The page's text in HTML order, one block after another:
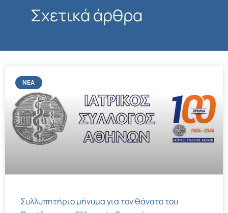
Σχετικά άρθρα
ΝΈΑ
Συλλυπητήριο μήνυμα για τον θάνατο του